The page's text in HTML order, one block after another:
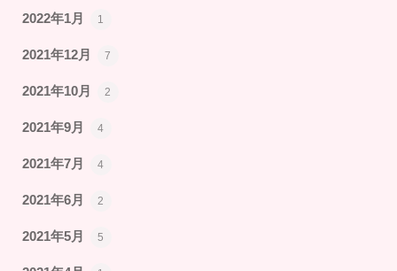
2022年1月 1
2021年12月 7
2021年10月 2
2021年9月 4
2021年7月 4
2021年6月 2
2021年5月 5